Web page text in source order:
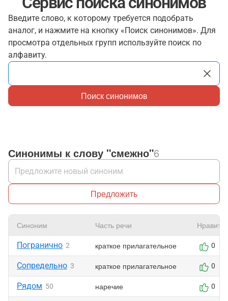
Введите слово, к которому требуется подобрать
аналог, и нажмите на кнопку «Поиск синонимов». Для
просмотра отдельных групп используйте поиск по
алфавиту.
Поиск синонимов
Синонимы к слову "смежно"6
Предложить
Синоним Часть речи Нравится
Погранично 2 краткое прилагательное 0
Сопредельно 3 краткое прилагательное 0
Рядом 50 наречие 0